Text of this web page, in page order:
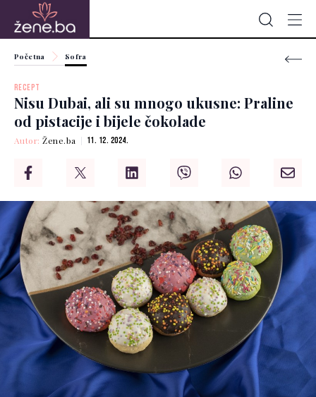
Početna Sofra
RECEPT
Nisu Dubai, ali su mnogo ukusne: Praline
od pistacije i bijele čokolade
Autor:Žene.ba 11. 12. 2024.